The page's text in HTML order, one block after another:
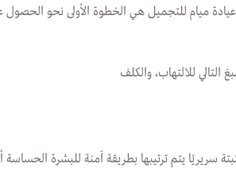
ميام للتجميل هي الخطوة الأولى نحو الحصول
للالتهاب، والكلف
يتم ترتيبها بطريقة آمنة للبشرة الحساسة أو